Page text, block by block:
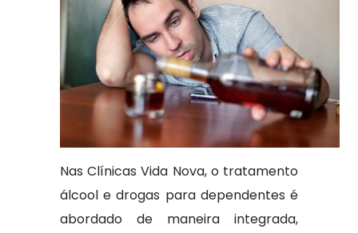
Nas Clínicas Vida Nova, o tratamento
álcool e drogas para dependentes é
abordado de maneira integrada,